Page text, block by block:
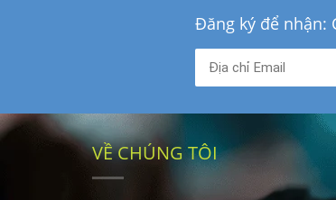
Đăng ký để nhận:
VỀ CHÚNG TÔI